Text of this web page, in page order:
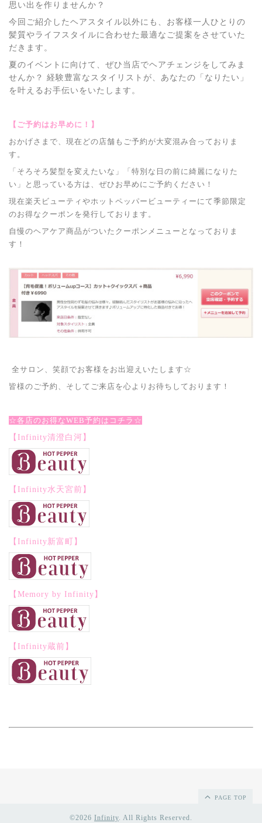
思い出を作りませんか？
今回ご紹介したヘアスタイル以外にも、お客様一人ひとりの
髪質やライフスタイルに合わせた最適なご提案をさせていた
だきます。
夏のイベントに向けて、ぜひ当店でヘアチェンジをしてみま
せんか？ 経験豊富なスタイリストが、あなたの「なりたい」
を叶えるお手伝いをいたします。
【ご予約はお早めに！】
おかげさまで、現在どの店舗もご予約が大変混み合っておりま
す。
「そろそろ髪型を変えたいな」「特別な日の前に綺麗になりた
い」と思っている方は、ぜひお早めにご予約ください！
現在楽天ビューティやホットペッパービューティーにて季節限定
のお得なクーポンを発行しております。
自慢のヘアケア商品がついたクーポンメニューとなっておりま
す！
全サロン、笑顔でお客様をお出迎えいたします☆
皆様のご予約、そしてご来店を心よりお待ちしております！
☆各店のお得なWEB予約はコチラ☆
【Infinity清澄白河】
【Infinity水天宮前】
【Infinity新富町】
【Memory by Infinity】
【Infinity蔵前】
PAGE TOP
©2026 Infinity . All Rights Reserved.